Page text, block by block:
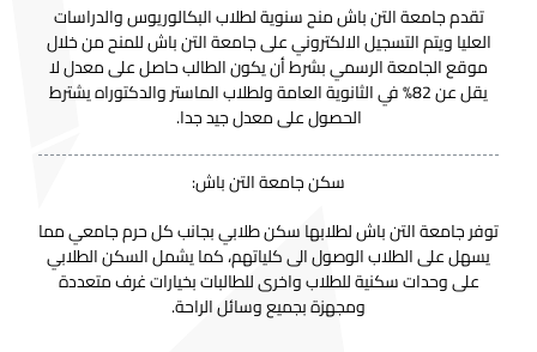
تقدم جامعة التن باش منح سنوية لطلاب البكالوريوس والدراسات
العليا ويتم التسجيل الالكتروني على جامعة التن باش للمنح من خلال
موقع الجامعة الرسمي بشرط أن يكون الطالب حاصل على معدل لا
يقل عن 82% في الثانوية العامة ولطلاب الماستر والدكتوراه يشترط
الحصول على معدل جيد جدا.
سكن جامعة التن باش:
توفر جامعة التن باش لطلابها سكن طلابي بجانب كل حرم جامعي مما
يسهل على الطلاب الوصول الى كلياتهم، كما يشمل السكن الطلابي
على وحدات سكنية للطلاب واخرى للطالبات بخيارات غرف متعددة
ومجهزة بجميع وسائل الراحة.